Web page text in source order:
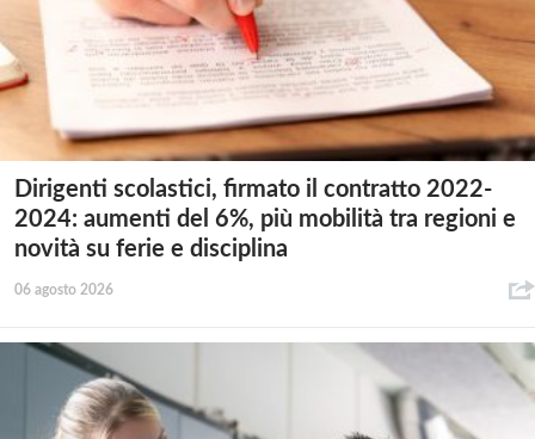
Dirigenti scolastici, firmato il contratto 2022-
2024: aumenti del 6%, più mobilità tra regioni e
novità su ferie e disciplina
06 agosto 2026